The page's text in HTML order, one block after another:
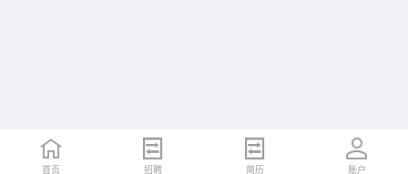
首页 招聘 简历 账户